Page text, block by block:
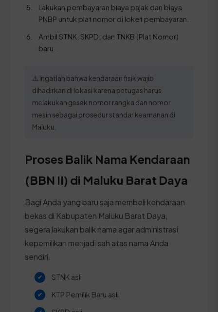
Lakukan pembayaran biaya pajak dan biaya
PNBP untuk plat nomor di loket pembayaran.
Ambil STNK, SKPD, dan TNKB (Plat Nomor)
baru.
⚠️ Ingatlah bahwa kendaraan fisik wajib
dihadirkan di lokasi karena petugas harus
melakukan gesek nomor rangka dan nomor
mesin sebagai prosedur standar keamanan di
Maluku.
Proses Balik Nama Kendaraan
(BBN II) di Maluku Barat Daya
Bagi Anda yang baru saja membeli kendaraan
bekas di Kabupaten Maluku Barat Daya,
segera lakukan balik nama agar administrasi
kepemilikan menjadi sah atas nama Anda
sendiri.
STNK asli
KTP Pemilik Baru asli